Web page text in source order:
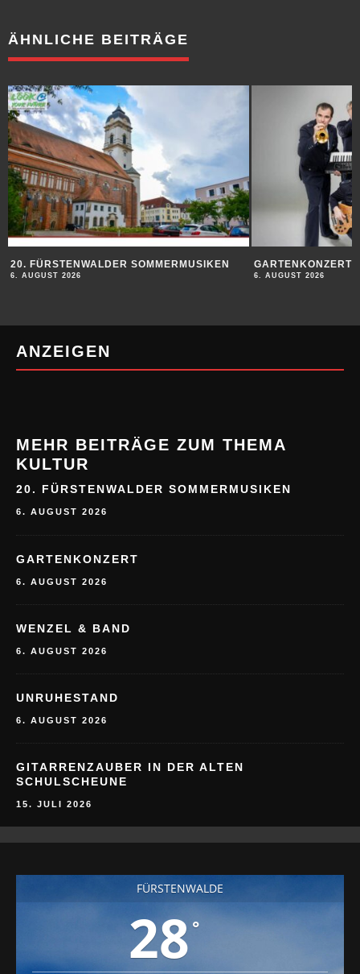
ÄHNLICHE BEITRÄGE
20. FÜRSTENWALDER SOMMERMUSIKEN
6. AUGUST 2026
GARTENKONZERT
6. AUGUST 2026
ANZEIGEN
MEHR BEITRÄGE ZUM THEMA
KULTUR
20. FÜRSTENWALDER SOMMERMUSIKEN
6. AUGUST 2026
GARTENKONZERT
6. AUGUST 2026
WENZEL & BAND
6. AUGUST 2026
UNRUHESTAND
6. AUGUST 2026
GITARRENZAUBER IN DER ALTEN
SCHULSCHEUNE
15. JULI 2026
FÜRSTENWALDE
28 °